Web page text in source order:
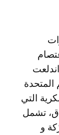
المتحدة
التي
تشمل
و